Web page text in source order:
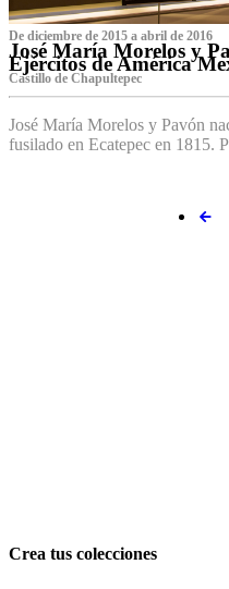
De diciembre de 2015 a abril de 2016
José María Morelos y
Ejércitos de América
C‌astillo de Chapultepec
José María Morelos y Pavón
fusilado en Ecatepec en 1815.
Crea tus colecciones